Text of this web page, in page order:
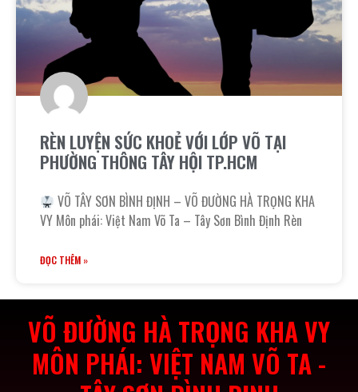
RÈN LUYỆN SỨC KHOẺ VỚI LỚP VÕ TẠI
PHƯỜNG THÔNG TÂY HỘI TP.HCM
VÕ TÂY SƠN BÌNH ĐỊNH – VÕ ĐƯỜNG HÀ TRỌNG KHA
VY Môn phái: Việt Nam Võ Ta – Tây Sơn Bình Định Rèn
ĐỌC THÊM »
VÕ ĐƯỜNG HÀ TRỌNG KHA VY
MÔN PHÁI: VIỆT NAM VÕ TA -